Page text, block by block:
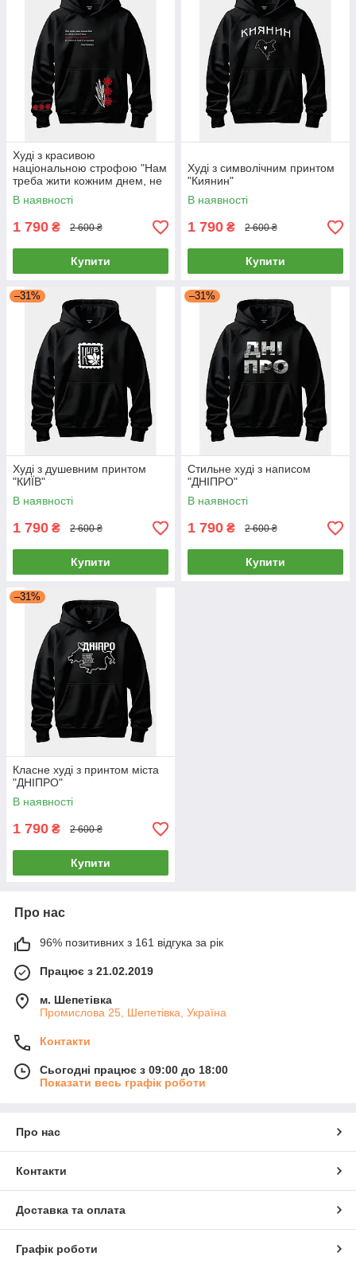
Худі з красивою
національною строфою "Нам
треба жити кожним днем, не
ждать омріяної дати."
В наявності
1 790 ₴ 2 600 ₴
Купити
Худі з символічним принтом
"Киянин"
В наявності
1 790 ₴ 2 600 ₴
Купити
–31%
Худі з душевним принтом
"КИЇВ"
В наявності
1 790 ₴ 2 600 ₴
Купити
–31%
Стильне худі з написом
"ДНІПРО"
В наявності
1 790 ₴ 2 600 ₴
Купити
–31%
Класне худі з принтом міста
"ДНІПРО"
В наявності
1 790 ₴ 2 600 ₴
Купити
Про нас
96% позитивних з 161 відгука за рік
Працює з 21.02.2019
м. Шепетівка
Промислова 25, Шепетівка, Україна
Контакти
Сьогодні працює з 09:00 до 18:00
Показати весь графік роботи
Про нас
Контакти
Доставка та оплата
Графік роботи